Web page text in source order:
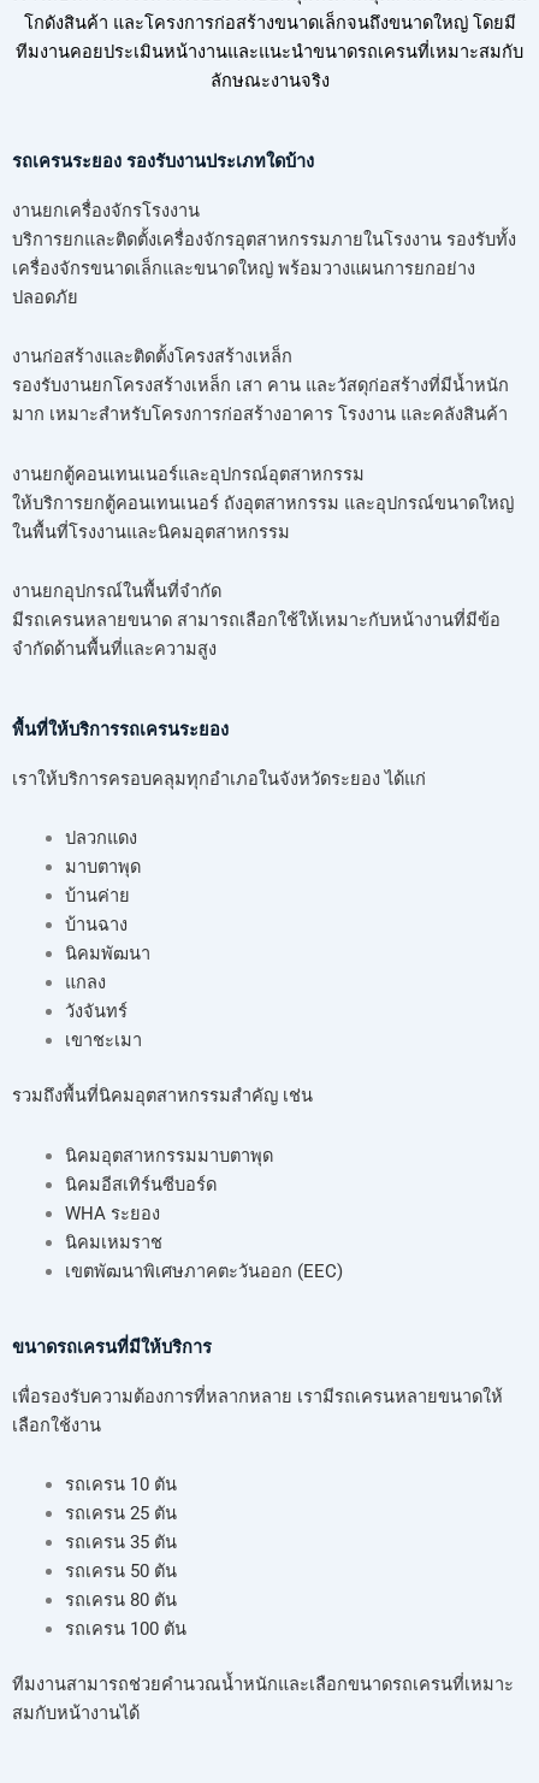
โกดังสินค้า และโครงการก่อสร้างขนาดเล็กจนถึงขนาดใหญ่ โดยมี
ทีมงานคอยประเมินหน้างานและแนะนำขนาดรถเครนที่เหมาะสมกับ
ลักษณะงานจริง
รถเครนระยอง รองรับงานประเภทใดบ้าง
งานยกเครื่องจักรโรงงาน
บริการยกและติดตั้งเครื่องจักรอุตสาหกรรมภายในโรงงาน รองรับทั้ง
เครื่องจักรขนาดเล็กและขนาดใหญ่ พร้อมวางแผนการยกอย่าง
ปลอดภัย
งานก่อสร้างและติดตั้งโครงสร้างเหล็ก
รองรับงานยกโครงสร้างเหล็ก เสา คาน และวัสดุก่อสร้างที่มีน้ำหนัก
มาก เหมาะสำหรับโครงการก่อสร้างอาคาร โรงงาน และคลังสินค้า
งานยกตู้คอนเทนเนอร์และอุปกรณ์อุตสาหกรรม
ให้บริการยกตู้คอนเทนเนอร์ ถังอุตสาหกรรม และอุปกรณ์ขนาดใหญ่
ในพื้นที่โรงงานและนิคมอุตสาหกรรม
งานยกอุปกรณ์ในพื้นที่จำกัด
มีรถเครนหลายขนาด สามารถเลือกใช้ให้เหมาะกับหน้างานที่มีข้อ
จำกัดด้านพื้นที่และความสูง
พื้นที่ให้บริการรถเครนระยอง
เราให้บริการครอบคลุมทุกอำเภอในจังหวัดระยอง ได้แก่
ปลวกแดง
มาบตาพุด
บ้านค่าย
บ้านฉาง
นิคมพัฒนา
แกลง
วังจันทร์
เขาชะเมา
รวมถึงพื้นที่นิคมอุตสาหกรรมสำคัญ เช่น
นิคมอุตสาหกรรมมาบตาพุด
นิคมอีสเทิร์นซีบอร์ด
WHA ระยอง
นิคมเหมราช
เขตพัฒนาพิเศษภาคตะวันออก (EEC)
ขนาดรถเครนที่มีให้บริการ
เพื่อรองรับความต้องการที่หลากหลาย เรามีรถเครนหลายขนาดให้
เลือกใช้งาน
รถเครน 10 ตัน
รถเครน 25 ตัน
รถเครน 35 ตัน
รถเครน 50 ตัน
รถเครน 80 ตัน
รถเครน 100 ตัน
ทีมงานสามารถช่วยคำนวณน้ำหนักและเลือกขนาดรถเครนที่เหมาะ
สมกับหน้างานได้